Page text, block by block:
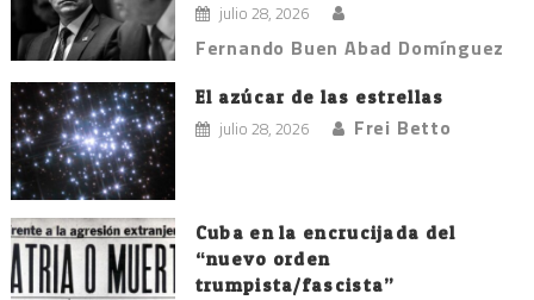
julio 28, 2026
Fernando Buen Abad Domínguez
El azúcar de las estrellas
julio 28, 2026 Frei Betto
Cuba en la encrucijada del
“nuevo orden
trumpista/fascista”